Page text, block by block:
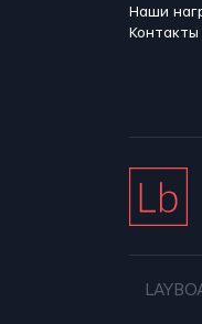
Наши
Контакты